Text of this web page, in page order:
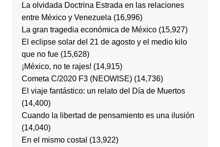
La olvidada Doctrina Estrada en las relaciones
entre México y Venezuela (16,996)
La gran tragedia económica de México (15,927)
El eclipse solar del 21 de agosto y el medio kilo
que no fue (15,628)
¡México, no te rajes! (14,915)
Cometa C/2020 F3 (NEOWISE) (14,736)
El viaje fantástico: un relato del Día de Muertos
(14,400)
Cuando la libertad de pensamiento es una ilusión
(14,040)
En el mismo costal (13,922)